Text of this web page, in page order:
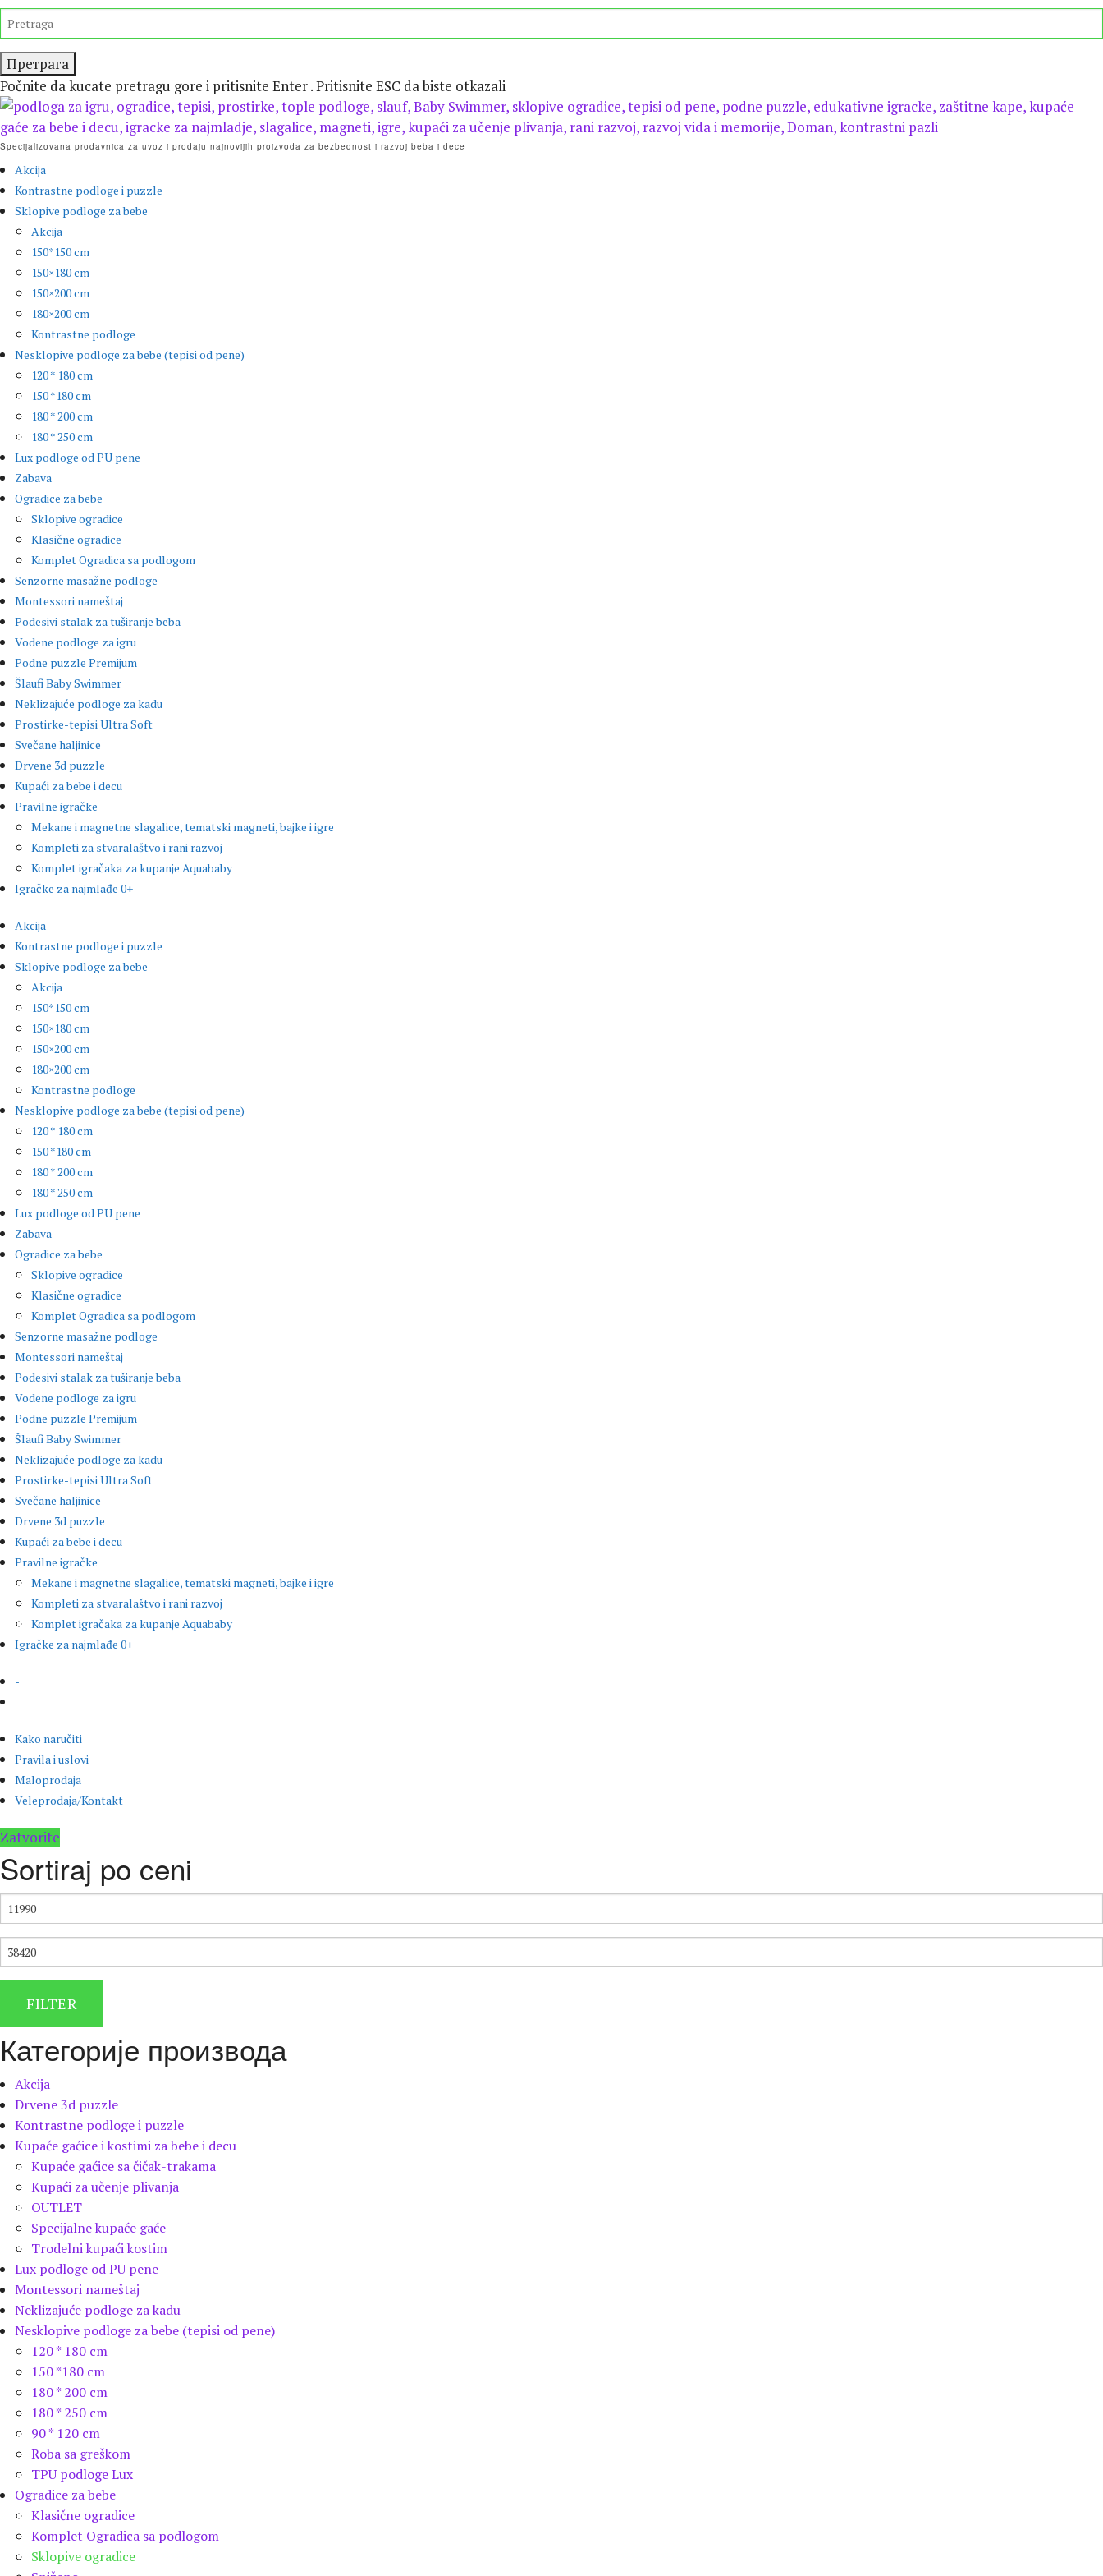
Preskočite
isecanje
TRAŽITE
Počnite da kucate pretragu gore i pritisnite Enter . Pritisnite ESC da biste otkazali
Specijalizovana prodavnica za uvoz i prodaju najnovijih proizvoda za bezbednost i razvoj beba i dece
Akcija
Kontrastne podloge i puzzle
Sklopive podloge za bebe
Akcija
150*150 cm
150×180 cm
150×200 cm
180×200 cm
Kontrastne podloge
Nesklopive podloge za bebe (tepisi od pene)
120 * 180 cm
150 *180 cm
180 * 200 cm
180 * 250 cm
Lux podloge od PU pene
Zabava
Ogradice za bebe
Sklopive ogradice
Klasične ogradice
Komplet Ogradica sa podlogom
Senzorne masažne podloge
Montessori nameštaj
Podesivi stalak za tuširanje beba
Vodene podloge za igru
Podne puzzle Premijum
Šlaufi Baby Swimmer
Neklizajuće podloge za kadu
Prostirke-tepisi Ultra Soft
Svečane haljinice
Drvene 3d puzzle
Kupaći za bebe i decu
Pravilne igračke
Mekane i magnetne slagalice, tematski magneti, bajke i igre
Kompleti za stvaralaštvo i rani razvoj
Komplet igračaka za kupanje Aquababy
Igračke za najmlađe 0+
Akcija
Kontrastne podloge i puzzle
Sklopive podloge za bebe
Akcija
150*150 cm
150×180 cm
150×200 cm
180×200 cm
Kontrastne podloge
Nesklopive podloge za bebe (tepisi od pene)
120 * 180 cm
150 *180 cm
180 * 200 cm
180 * 250 cm
Lux podloge od PU pene
Zabava
Ogradice za bebe
Sklopive ogradice
Klasične ogradice
Komplet Ogradica sa podlogom
Senzorne masažne podloge
Montessori nameštaj
Podesivi stalak za tuširanje beba
Vodene podloge za igru
Podne puzzle Premijum
Šlaufi Baby Swimmer
Neklizajuće podloge za kadu
Prostirke-tepisi Ultra Soft
Svečane haljinice
Drvene 3d puzzle
Kupaći za bebe i decu
Pravilne igračke
Mekane i magnetne slagalice, tematski magneti, bajke i igre
Kompleti za stvaralaštvo i rani razvoj
Komplet igračaka za kupanje Aquababy
Igračke za najmlađe 0+
-
Kako naručiti
Pravila i uslovi
Maloprodaja
Veleprodaja/Kontakt
Zatvorite
Sortiraj po ceni
МИНИМАЛНА
ЦЕНА
МАКСИМАЛНА
ЦЕНА
FILTER
Категорије производа
Akcija
Drvene 3d puzzle
Kontrastne podloge i puzzle
Kupaće gaćice i kostimi za bebe i decu
Kupaće gaćice sa čičak-trakama
Kupaći za učenje plivanja
OUTLET
Specijalne kupaće gaće
Trodelni kupaći kostim
Lux podloge od PU pene
Montessori nameštaj
Neklizajuće podloge za kadu
Nesklopive podloge za bebe (tepisi od pene)
120 * 180 cm
150 *180 cm
180 * 200 cm
180 * 250 cm
90 * 120 cm
Roba sa greškom
TPU podloge Lux
Ogradice za bebe
Klasične ogradice
Komplet Ogradica sa podlogom
Sklopive ogradice